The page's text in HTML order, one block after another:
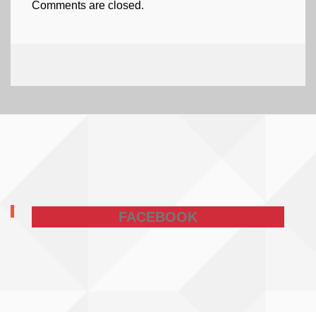
Comments are closed.
FACEBOOK